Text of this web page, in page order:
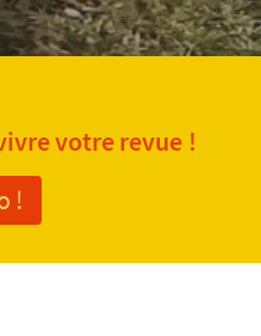
votre revue !
!